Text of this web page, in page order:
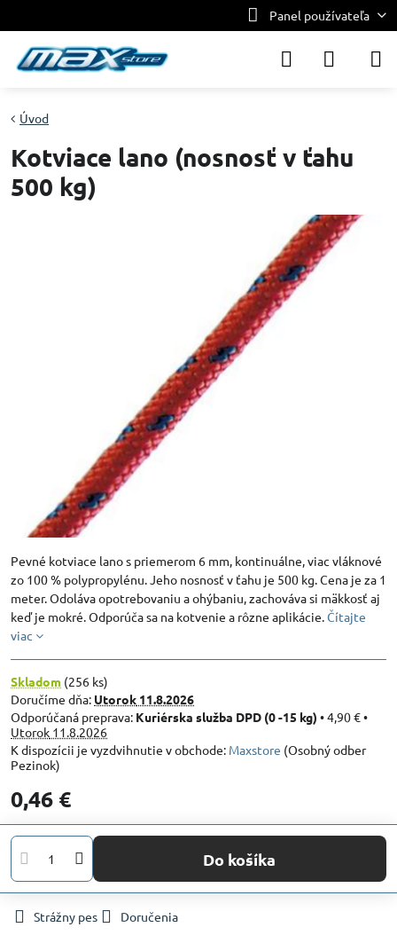
Panel používateľa
Úvod
Kotviace lano (nosnosť v ťahu
500 kg)
Pevné kotviace lano s priemerom 6 mm, kontinuálne, viac vláknové
zo 100 % polypropylénu. Jeho nosnosť v ťahu je 500 kg. Cena je za 1
meter. Odoláva opotrebovaniu a ohýbaniu, zachováva si mäkkosť aj
keď je mokré. Odporúča sa na kotvenie a rôzne aplikácie.Čítajte
viac
Skladom (256 ks)
Doručíme dňa: Utorok 11.8.2026
Kuriérska služba DPD (0 -15 kg) •4,90 €•
Utorok 11.8.2026
Maxstore (Osobný odber
Pezinok)
0,46 €
Do košíka
Strážny pes
Doručenia